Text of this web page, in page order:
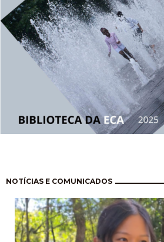
NOTÍCIAS E COMUNICADOS
Paginação